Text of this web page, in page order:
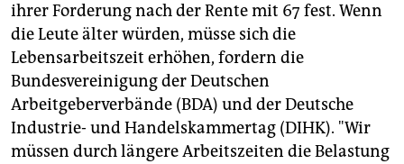
ihrer Forderung nach der Rente mit 67 fest. Wenn
die Leute älter würden, müsse sich die
Lebensarbeitszeit erhöhen, fordern die
Bundesvereinigung der Deutschen
Arbeitgeberverbände (BDA) und der Deutsche
Industrie- und Handelskammertag (DIHK). "Wir
müssen durch längere Arbeitszeiten die Belastung